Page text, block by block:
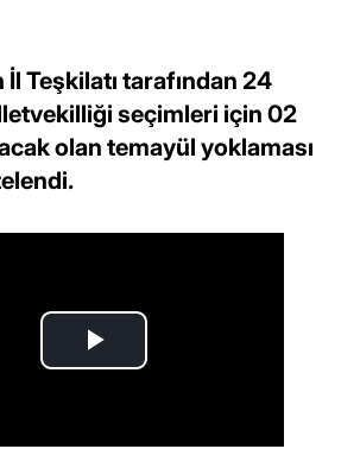
İl Teşkilatı tarafından 24
seçimleri için 02
olan temayül yoklaması